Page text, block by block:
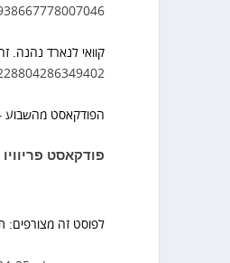
קוואי לנארד נהנה.
הפודקאסט מהשבוע –
פודקאסט
לפוסט זה מצורפים: